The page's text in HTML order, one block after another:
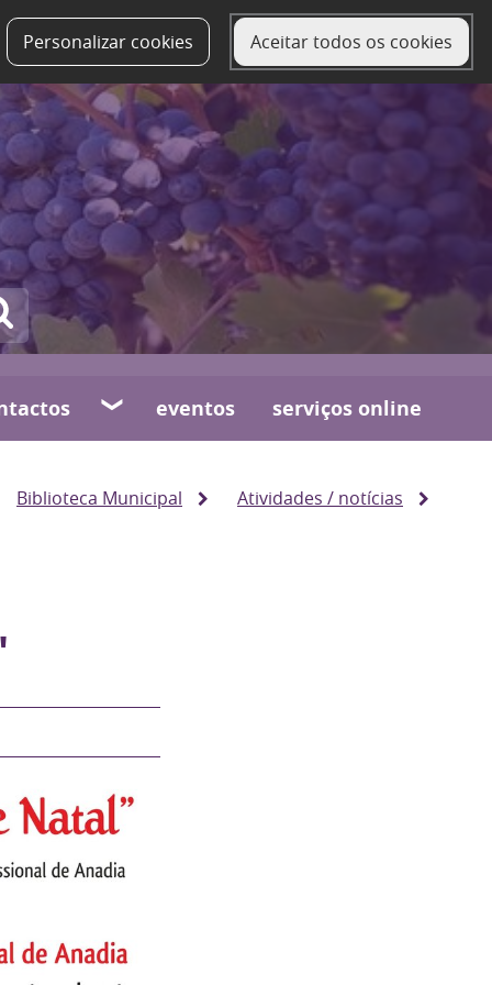
Personalizar cookies Aceitar todos os cookies
eventos serviços online
Biblioteca Municipal Atividades / notícias